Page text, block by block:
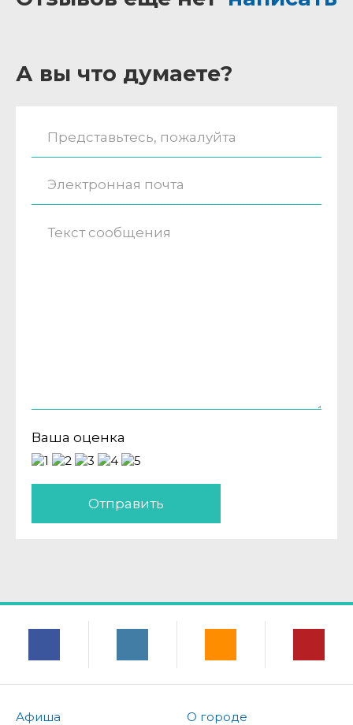
А вы что думаете?
Ваша оценка
Отправить
Афиша
О городе